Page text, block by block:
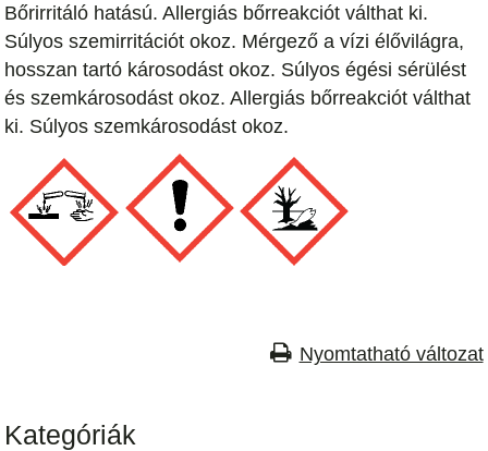
Bőrirritáló hatású. Allergiás bőrreakciót válthat ki.
Súlyos szemirritációt okoz. Mérgező a vízi élővilágra,
hosszan tartó károsodást okoz. Súlyos égési sérülést
és szemkárosodást okoz. Allergiás bőrreakciót válthat
ki. Súlyos szemkárosodást okoz.
Nyomtatható változat
Kategóriák